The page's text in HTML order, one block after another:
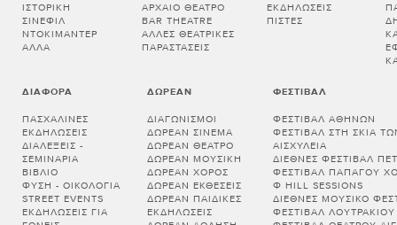
ΙΣΤΟΡΙΚΉ
ΣΙΝΕΦΊΛ
ΝΤΟΚΙΜΑΝΤΈΡ
ΆΛΛΑ
ΑΡΧΑΊΟ ΘΈΑΤΡΟ
BAR THEATRE
ΆΛΛΕΣ ΘΕΑΤΡΙΚΈΣ
ΠΑΡΑΣΤΆΣΕΙΣ
ΕΚΔΗΛΏΣΕΙΣ
ΠΊΣΤΕΣ
ΔΙΆΦΟΡΑ
ΠΑΣΧΑΛΙΝΈΣ
ΕΚΔΗΛΏΣΕΙΣ
ΔΙΑΛΕΞΕΙΣ -
ΣΕΜΙΝΑΡΙΑ
ΒΙΒΛΊΟ
ΦΎΣΗ - ΟΙΚΟΛΟΓΊΑ
STREET EVENTS
ΕΚΔΗΛΏΣΕΙΣ ΓΙΑ
ΔΩΡΕΆΝ
ΔΙΑΓΩΝΙΣΜΟΊ
ΔΩΡΕΆΝ ΣΙΝΕΜΆ
ΔΩΡΕΆΝ ΘΈΑΤΡΟ
ΔΩΡΕΆΝ ΜΟΥΣΙΚΉ
ΔΩΡΕΆΝ ΧΟΡΌΣ
ΔΩΡΕΆΝ ΕΚΘΈΣΕΙΣ
ΔΩΡΕΆΝ ΠΑΙΔΙΚΈΣ
ΕΚΔΗΛΏΣΕΙΣ
ΦΕΣΤΙΒΆΛ
ΦΕΣΤΙΒΆΛ ΑΘΗΝΏΝ
ΦΕΣΤΙΒΆΛ ΣΤΗ ΣΚΙΆ
ΑΙΣΧΎΛΕΙΑ
ΔΙΕΘΝΈΣ ΦΕΣΤΙΒΆΛ
ΦΕΣΤΙΒΆΛ ΠΑΠΆΓΟΥ
Φ HILL SESSIONS
ΔΙΕΘΝΈΣ ΜΟΥΣΙΚΌ
ΦΕΣΤΙΒΆΛ ΛΟΥΤΡΑΚΊΟΥ